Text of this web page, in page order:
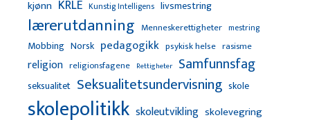
kjønn KRLE Kunstig Intelligens livsmestring
lærerutdanning Menneskerettigheter mestring
Mobbing Norsk pedagogikk psykisk helse rasisme
religion religionsfagene Rettigheter Samfunnsfag
seksualitet Seksualitetsundervisning skole
skolepolitikk skoleutvikling skolevegring